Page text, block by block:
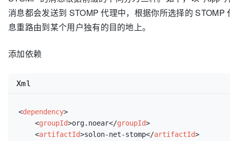
消息都会发送到 STOMP 代理中，根据你所选择的
息重路由到某个用户独有的目的地上。
添加依赖
<dependency>
<groupId>org.noear</groupId>
<artifactId>solon-net-stomp</artifactId>
Xml